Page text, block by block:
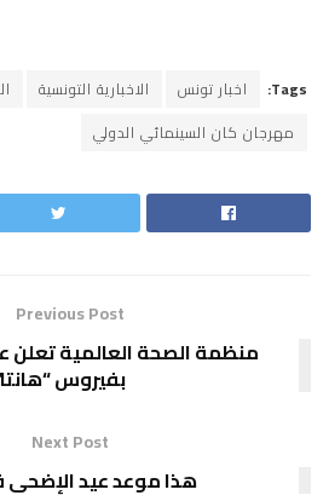
Tags: اخبار تونس الاخبارية التونسية
مهرجان كان السينمائي الدولي
Previous Post
منظمة الصحة العالمية تعلن
بفيروس
Next Post
هذا موعد عيد